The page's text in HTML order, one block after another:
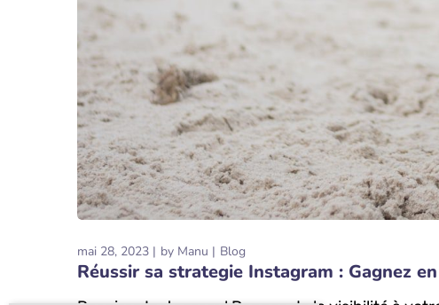
mai 28, 2023 by Manu Blog
Réussir sa strategie Instagram : Gagnez